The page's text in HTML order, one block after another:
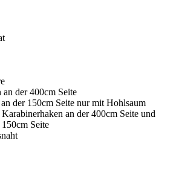
an der 400cm Seite
der 150cm Seite nur mit Hohlsaum
an der 400cm Seite und
Seite